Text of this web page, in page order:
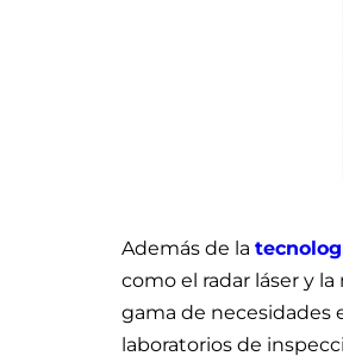
Además de la
como el radar láser y
gama de necesidades
laboratorios de